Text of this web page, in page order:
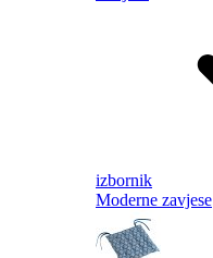
izbornik
Moderne zavjese